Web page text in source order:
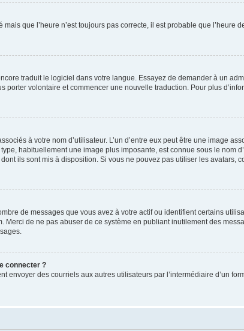
que l’heure n’est toujours pas correcte, il est probable que
traduit le logiciel dans votre langue. Essayez de demander à un
porter volontaire et commencer une nouvelle traduction. Pour plus
à votre nom d’utilisateur. L’un d’entre eux peut être une image
habituellement une image plus imposante, est connue sous le nom
ils sont mis à disposition. Si vous ne pouvez pas utiliser les avatars,
de messages que vous avez à votre actif ou identifient certains
de ne pas abuser de ce système en publiant inutilement des
connecter ?
envoyer des courriels aux autres utilisateurs par l’intermédiaire d’un